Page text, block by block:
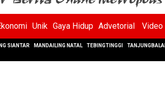
Unik Gaya Hidup Advetorial Video
SIANTAR MANDAILING NATAL TEBINGTINGGI TANJUNGBALAI